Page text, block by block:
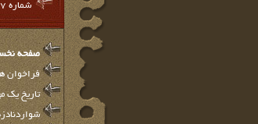
شماره 167
صفحه
فراخوان
تاریخ یک